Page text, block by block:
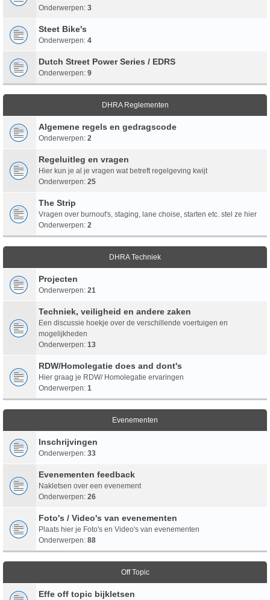
Onderwerpen: 3
Steet Bike's
Onderwerpen: 4
Dutch Street Power Series / EDRS
Onderwerpen: 9
DHRA Reglementen
Algemene regels en gedragscode
Onderwerpen: 2
Regeluitleg en vragen
Hier kun je al je vragen wat betreft regelgeving kwijt
Onderwerpen: 25
The Strip
Vragen over burnout's, staging, lane choise, starten etc. stel ze hier
Onderwerpen: 2
DHRA Techniek
Projecten
Onderwerpen: 21
Techniek, veiligheid en andere zaken
Een discussie hoekje over de verschillende voertuigen en
mogelijkheden
Onderwerpen: 13
RDW/Homolegatie does and dont's
Hier graag je RDW/ Homolegatie ervaringen
Onderwerpen: 1
Evenementen
Inschrijvingen
Onderwerpen: 33
Evenementen feedback
Nakletsen over een evenement
Onderwerpen: 26
Foto's / Video's van evenementen
Plaats hier je Foto's en Video's van evenementen
Onderwerpen: 88
Off Topic
Effe off topic bijkletsen